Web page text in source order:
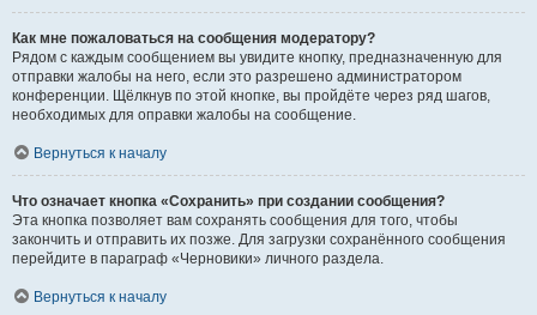
Как мне пожаловаться на сообщения модератору?
Рядом с каждым сообщением вы увидите кнопку, предназначенную для
отправки жалобы на него, если это разрешено администратором
конференции. Щёлкнув по этой кнопке, вы пройдёте через ряд шагов,
необходимых для оправки жалобы на сообщение.
Вернуться к началу
Что означает кнопка «Сохранить» при создании сообщения?
Эта кнопка позволяет вам сохранять сообщения для того, чтобы
закончить и отправить их позже. Для загрузки сохранённого сообщения
перейдите в параграф «Черновики» личного раздела.
Вернуться к началу